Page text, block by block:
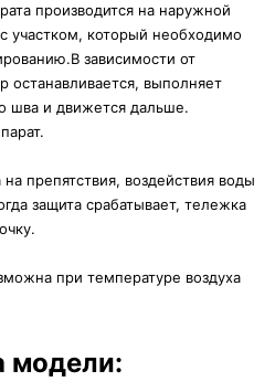
производится на наружной
участком, который необходимо
зависимости от
останавливается, выполняет
шва и движется дальше.
препятствия, воздействия воды
защита срабатывает, тележка
при температуре воздуха
модели: